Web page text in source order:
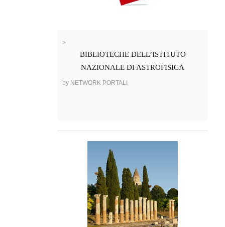
>
BIBLIOTECHE DELL’ISTITUTO
NAZIONALE DI ASTROFISICA
by NETWORK PORTALI